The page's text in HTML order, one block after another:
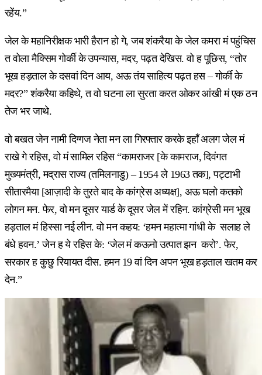
रहेंय.”
जेल के महानिरीक्षक भारी हैरान हो गे, जब शंकरैया के जेल कमरा मं पहुंचिस
त वोला मैक्सिम गोर्की के उपन्यास, मदर, पढ़त देखिस. वो ह पूछिस, “तोर
भूख हड़ताल के दसवां दिन आय, अऊ तंय साहित्य पढ़त हस – गोर्की के
मदर?” शंकरैया कहिथे, त वो घटना ला सुरता करत ओकर आंखी मं एक ठन
तेज भर जाथे.
वो बखत जेन नामी दिग्गज नेता मन ला गिरफ्तार करके इहाँ अलग जेल मं
राखे गे रहिस, वो मं सामिल रहिस “कामराजर [के कामराज, दिवंगत
मुख्यमंत्री, मद्रास राज्य (तमिलनाडु) – 1954 ले 1963 तक], पट्टाभी
सीतारमैया [आज़ादी के तुरते बाद के कांग्रेस अध्यक्ष], अऊ घलो कतको
लोगन मन. फेर, वो मन दूसर यार्ड के दूसर जेल में रहिन. कांग्रेसी मन भूख
हड़ताल मं हिस्सा नई लीन. वो मन कहय: ‘हमन महात्मा गांधी के सलाह ले
बंधे हवन.’ जेन ह ये रहिस के: ‘जेल मं कऊनो उत्पात झन करो’. फेर,
सरकार ह कुछु रियायत दीस. हमन 19 वां दिन अपन भूख हड़ताल खतम कर
देन.”